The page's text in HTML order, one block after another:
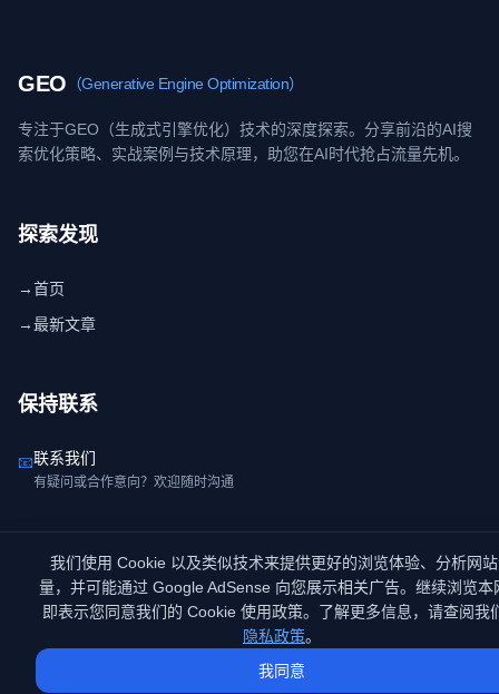
GEO （Generative Engine Optimization）
专注于GEO（生成式引擎优化）技术的深度探索。分享前沿的AI搜
索优化策略、实战案例与技术原理，助您在AI时代抢占流量先机。
探索发现
→首页
→最新文章
保持联系
📧联系我们
有疑问或合作意向？欢迎随时沟通
© 2026 GEO知识库. All rights reserved.
赣ICP备2026000942号
联系我们隐私政策服务条款
我们使用 Cookie 以及类似技术来提供更好的浏览体验、分析网
量，并可能通过 Google AdSense 向您展示相关广告。继续浏览本
即表示您同意我们的 Cookie 使用政策。了解更多信息，请查阅我
隐私政策。
我同意